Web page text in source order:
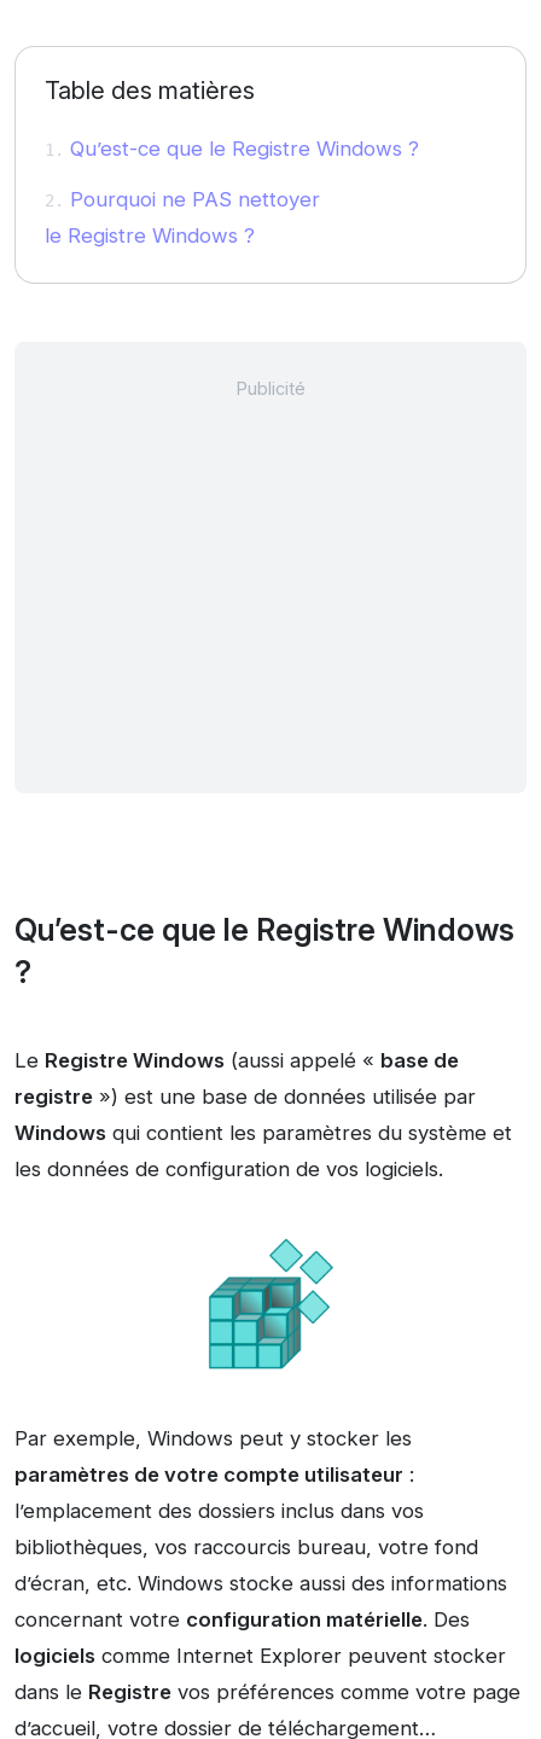
Table des matières
Qu’est-ce que le Registre Windows ?
Pourquoi ne PAS nettoyer
le Registre Windows ?
Qu’est-ce que le Registre Windows
?
Le Registre Windows (aussi appelé « base de
registre ») est une base de données utilisée par
Windows qui contient les paramètres du système et
les données de configuration de vos logiciels.
Par exemple, Windows peut y stocker les
paramètres de votre compte utilisateur :
l’emplacement des dossiers inclus dans vos
bibliothèques, vos raccourcis bureau, votre fond
d’écran, etc. Windows stocke aussi des informations
concernant votre configuration matérielle. Des
logiciels comme Internet Explorer peuvent stocker
dans le Registre vos préférences comme votre page
d’accueil, votre dossier de téléchargement…